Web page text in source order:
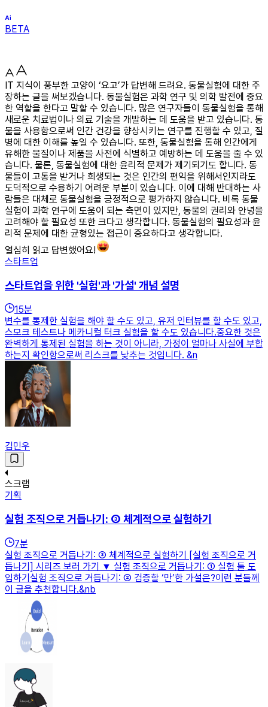
BETA
IT 지식이 풍부한 고양이 ‘요고’가 답변해 드려요. 동물실험에 대한 주
장하는 글을 써보겠습니다. 동물실험은 과학 연구 및 의학 발전에 중요
한 역할을 한다고 말할 수 있습니다. 많은 연구자들이 동물실험을 통해
새로운 치료법이나 의료 기술을 개발하는 데 도움을 받고 있습니다. 동
물을 사용함으로써 인간 건강을 향상시키는 연구를 진행할 수 있고, 질
병에 대한 이해를 높일 수 있습니다. 또한, 동물실험을 통해 인간에게
유해한 물질이나 제품을 사전에 식별하고 예방하는 데 도움을 줄 수 있
습니다. 물론, 동물실험에 대한 윤리적 문제가 제기되기도 합니다. 동
물들이 고통을 받거나 희생되는 것은 인간의 편익을 위해서인지라도
도덕적으로 수용하기 어려운 부분이 있습니다. 이에 대해 반대하는 사
람들은 대체로 동물실험을 긍정적으로 평가하지 않습니다. 비록 동물
실험이 과학 연구에 도움이 되는 측면이 있지만, 동물의 권리와 안녕을
고려해야 할 필요성 또한 크다고 생각합니다. 동물실험의 필요성과 윤
리적 문제에 대한 균형있는 접근이 중요하다고 생각합니다.
열심히 읽고 답변했어요!
스타트업
스타트업을 위한 '실험'과 '가설' 개념 설명
15분
변수를 통제한 실험을 해야 할 수도 있고, 유저 인터뷰를 할 수도 있고,
스모크 테스트나 메카니컬 터크 실험을 할 수도 있습니다.중요한 것은
완벽하게 통제된 실험을 하는 것이 아니라, 가정이 얼마나 사실에 부합
하는지 확인함으로써 리스크를 낮추는 것입니다. &n
김민우
스크랩
기획
실험 조직으로 거듭나기: ③ 체계적으로 실험하기
7분
실험 조직으로 거듭나기: ③ 체계적으로 실험하기 [실험 조직으로 거
듭나기] 시리즈 보러 가기 ▼ 실험 조직으로 거듭나기: ① 실험 툴 도
입하기실험 조직으로 거듭나기: ② 검증할 ‘만’한 가설은?이런 분들께
이 글을 추천합니다.&nb